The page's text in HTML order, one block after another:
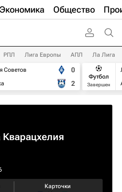
Экономика Общество
РПЛ Лига Европы АПЛ Ла Лига
Советов
0
2
Футбол
Завершен
Кварацхелия
Карточки